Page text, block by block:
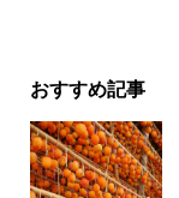
おすすめ記事